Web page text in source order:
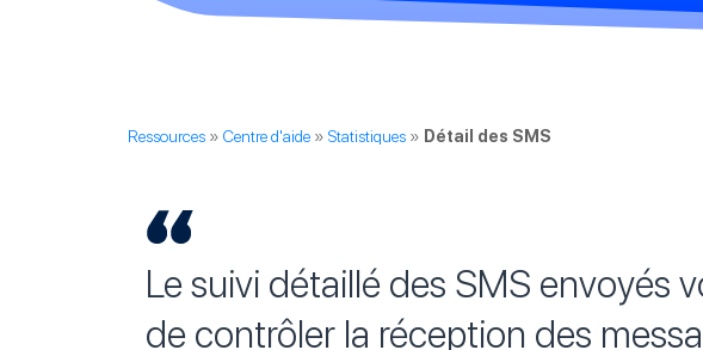
Ressources » Centre d'aide » Statistiques » Détail des SMS
Le suivi détaillé des SMS envoyés
de contrôler la réception des